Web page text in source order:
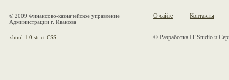
© 2009 Финансово-казначейское управление
Администрации г. Иванова
О сайте Контакты
© Разработка IT-Studio и
xhtml 1.0 strict CSS